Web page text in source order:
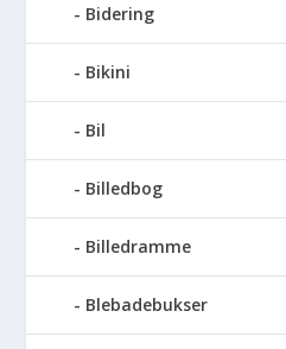
Bidering
Bikini
Bil
Billedbog
Billedramme
Blebadebukser